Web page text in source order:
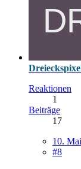
Reaktionen
1
Beiträge
17
10.
#8